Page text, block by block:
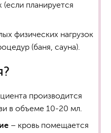
планируется
физических нагрузок
(баня, сауна).
производится
в объеме 10-20 мл.
– кровь помещается